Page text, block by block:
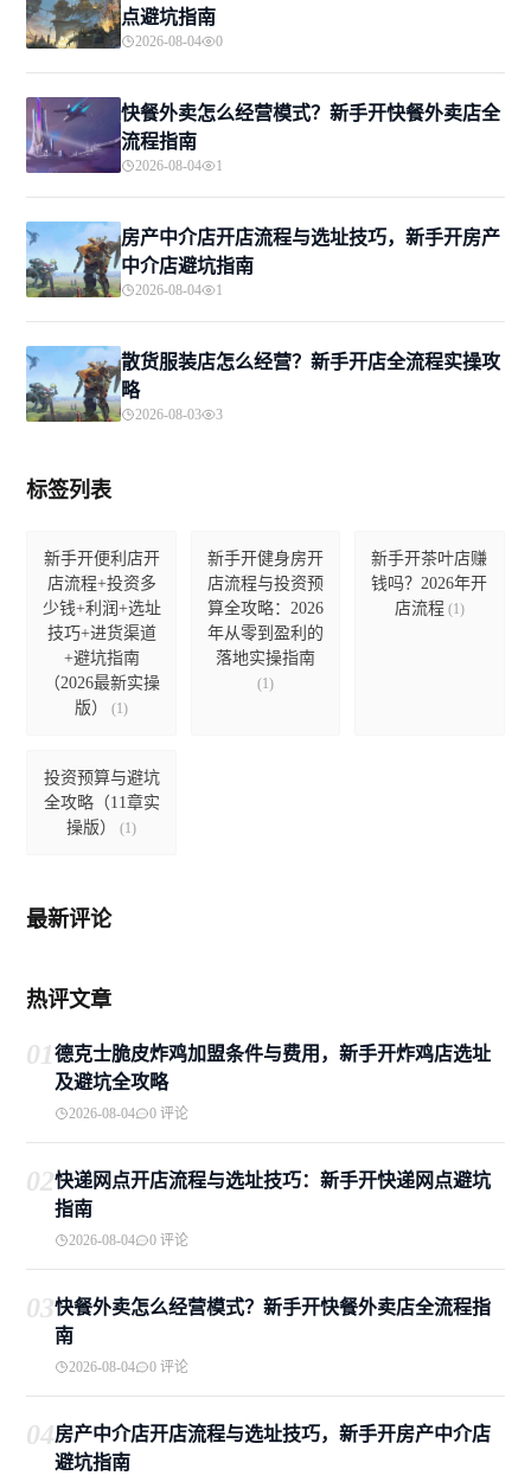
点避坑指南
2026-08-04 0
快餐外卖怎么经营模式？新手开快餐外卖店全
流程指南
2026-08-04 1
房产中介店开店流程与选址技巧，新手开房产
中介店避坑指南
2026-08-04 1
散货服装店怎么经营？新手开店全流程实操攻
略
2026-08-03 3
标签列表
新手开便利店开
店流程+投资多
少钱+利润+选址
技巧+进货渠道
+避坑指南
（2026最新实操
版）
(1)
新手开健身房开
店流程与投资预
算全攻略：2026
年从零到盈利的
落地实操指南
(1)
新手开茶叶店赚
钱吗？2026年开
店流程(1)
投资预算与避坑
全攻略（11章实
操版）
(1)
最新评论
热评文章
01德克士脆皮炸鸡加盟条件与费用，新手开炸鸡店选址
及避坑全攻略
2026-08-04 0 评论
02快递网点开店流程与选址技巧：新手开快递网点避坑
指南
2026-08-04 0 评论
03快餐外卖怎么经营模式？新手开快餐外卖店全流程指
南
2026-08-04 0 评论
04房产中介店开店流程与选址技巧，新手开房产中介店
避坑指南